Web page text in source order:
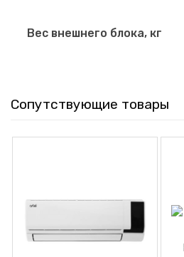
Вес внешнего блока, кг
Сопутствующие товары